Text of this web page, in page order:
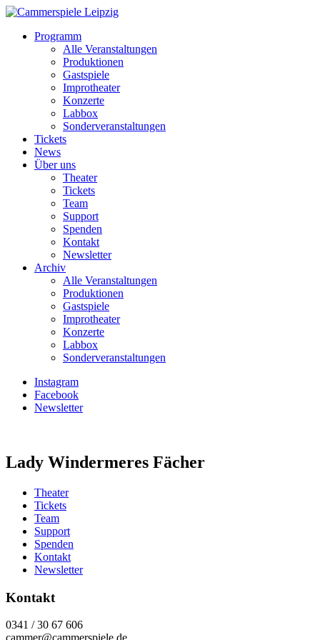
Programm
Alle Veranstaltungen
Produktionen
Gastspiele
Improtheater
Konzerte
Labbox
Sonderveranstaltungen
Tickets
News
Über uns
Theater
Tickets
Team
Support
Spenden
Kontakt
Newsletter
Archiv
Alle Veranstaltungen
Produktionen
Gastspiele
Improtheater
Konzerte
Labbox
Sonderveranstaltungen
Instagram
Facebook
Newsletter
Lady Windermeres Fächer
Theater
Tickets
Team
Support
Spenden
Kontakt
Newsletter
Kontakt
0341 / 30 67 606